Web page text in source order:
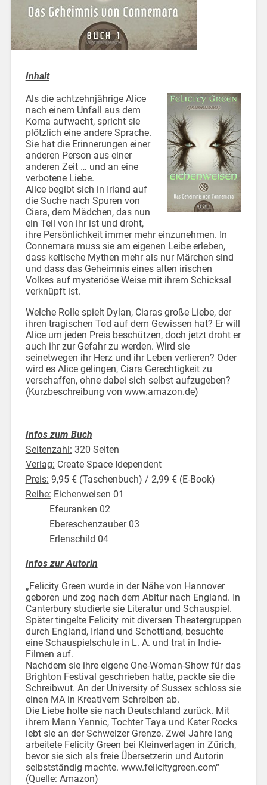
Inhalt
Als die achtzehnjährige Alice
nach einem Unfall aus dem
Koma aufwacht, spricht sie
plötzlich eine andere Sprache.
Sie hat die Erinnerungen einer
anderen Person aus einer
anderen Zeit … und an eine
verbotene Liebe.
Alice begibt sich in Irland auf
die Suche nach Spuren von
Ciara, dem Mädchen, das nun
ein Teil von ihr ist und droht,
ihre Persönlichkeit immer mehr einzunehmen. In
Connemara muss sie am eigenen Leibe erleben,
dass keltische Mythen mehr als nur Märchen sind
und dass das Geheimnis eines alten irischen
Volkes auf mysteriöse Weise mit ihrem Schicksal
verknüpft ist.
Welche Rolle spielt Dylan, Ciaras große Liebe, der
ihren tragischen Tod auf dem Gewissen hat? Er will
Alice um jeden Preis beschützen, doch jetzt droht er
auch ihr zur Gefahr zu werden. Wird sie
seinetwegen ihr Herz und ihr Leben verlieren? Oder
wird es Alice gelingen, Ciara Gerechtigkeit zu
verschaffen, ohne dabei sich selbst aufzugeben?
(Kurzbeschreibung von www.amazon.de)
Infos zum Buch
Seitenzahl: 320 Seiten
Verlag: Create Space Idependent
Preis: 9,95 € (Taschenbuch) / 2,99 € (E-Book)
Reihe: Eichenweisen 01
Efeuranken 02
Ebereschenzauber 03
Erlenschild 04
Infos zur Autorin
„Felicity Green wurde in der Nähe von Hannover
geboren und zog nach dem Abitur nach England. In
Canterbury studierte sie Literatur und Schauspiel.
Später tingelte Felicity mit diversen Theatergruppen
durch England, Irland und Schottland, besuchte
eine Schauspielschule in L. A. und trat in Indie-
Filmen auf.
Nachdem sie ihre eigene One-Woman-Show für das
Brighton Festival geschrieben hatte, packte sie die
Schreibwut. An der University of Sussex schloss sie
einen MA in Kreativem Schreiben ab.
Die Liebe holte sie nach Deutschland zurück. Mit
ihrem Mann Yannic, Tochter Taya und Kater Rocks
lebt sie an der Schweizer Grenze. Zwei Jahre lang
arbeitete Felicity Green bei Kleinverlagen in Zürich,
bevor sie sich als freie Übersetzerin und Autorin
selbstständig machte. www.felicitygreen.com“
(Quelle: Amazon)